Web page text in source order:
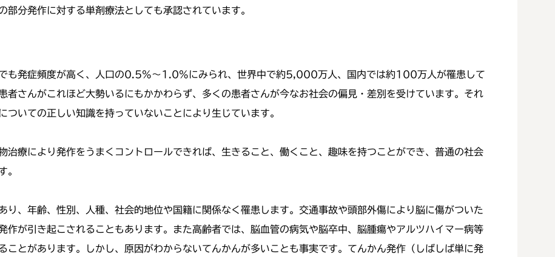
分発作に対する単剤療法としても承認されています。
も発症頻度が高く、人口の0.5%～1.0%にみられ、世界中で約5,000万人、国内では約100万人が罹患して
者さんがこれほど大勢いるにもかかわらず、多くの患者さんが今なお社会の偏見・差別を受けています。それ
いての正しい知識を持っていないことにより生じています。
治療により発作をうまくコントロールできれば、生きること、働くこと、趣味を持つことができ、普通の社会
。
り、年齢、性別、人種、社会的地位や国籍に関係なく罹患します。交通事故や頭部外傷により脳に傷がついた
作が引き起こされることもあります。また高齢者では、脳血管の病気や脳卒中、脳腫瘍やアルツハイマー病等
ことがあります。しかし、原因がわからないてんかんが多いことも事実です。てんかん発作（しばしば単に発